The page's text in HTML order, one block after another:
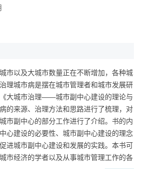
市以及大城市数量正在不断增加，各种城
理城市病是摆在城市管理者和城市发展研
大城市治理——城市副中心建设的理论与
的来源、治理方法和思路进行了梳理，对
市副中心的部分工作进行了介绍。书的内
心建设的必要性、城市副中心建设的理念
进城市副中心建设和发展的实践。本书可
市经济的学者以及从事城市管理工作的各